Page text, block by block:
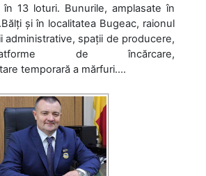
13 loturi. Bunurile, amplasate în
și în localitatea Bugeac, raionul
administrative, spații de producere,
de încărcare,
temporară a mărfuri....